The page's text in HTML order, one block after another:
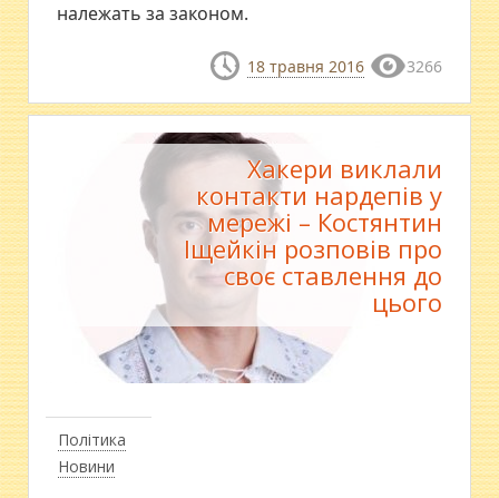
належать за законом.
18 травня 2016 3266
Політика
Новини
Хакери виклали
контакти нардепів у
мережі – Костянтин
Іщейкін розповів про
своє ставлення до
цього